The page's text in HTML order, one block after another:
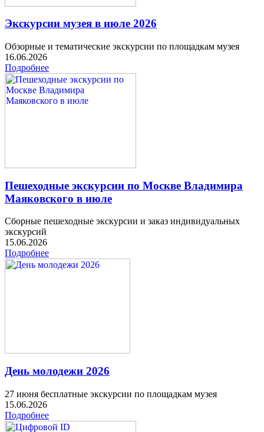
Экскурсии музея в июле 2026
Обзорные и тематические экскурсии по площадкам музея
16.06.2026
Подробнее
Пешеходные экскурсии по Москве Владимира
Маяковского в июле
Сборные пешеходные экскурсии и заказ индивидуальных
экскурсий
15.06.2026
Подробнее
День молодежи 2026
27 июня бесплатные экскурсии по площадкам музея
15.06.2026
Подробнее